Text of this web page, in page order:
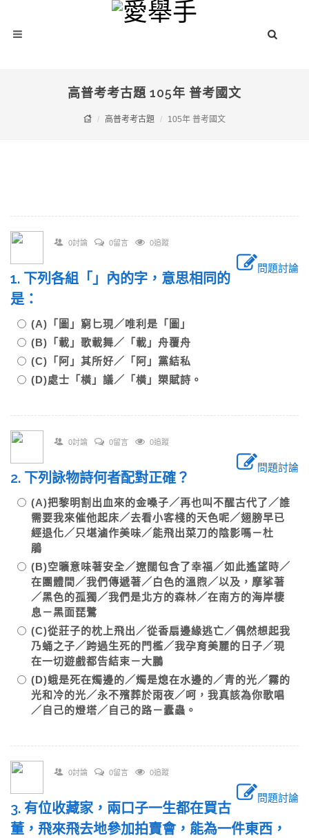
高普考考古題 105年 普考國文
高普考考古題 105年 普考國文
0討論 0留言 0追蹤
問題討論
1. 下列各組「」內的字，意思相同的
是：
(A)「圖」窮匕現／唯利是「圖」
(B)「載」歌載舞／「載」舟覆舟
(C)「阿」其所好／「阿」黨結私
(D)處士「橫」議／「橫」槊賦詩。
0討論 0留言 0追蹤
問題討論
2. 下列詠物詩何者配對正確？
(A)把黎明割出血來的金嗓子／再也叫不醒古代了／誰
需要我來催他起床／去看小客棧的天色呢／翅膀早已
經退化／只堪滷作美味／能飛出菜刀的陰影嗎－杜
鵑
(B)空曠意味著安全／遼闊包含了幸福／如此遙望時／
在團體間／我們傳遞著／白色的溫煦／以及，摩挲著
／黑色的孤獨／我們是北方的森林／在南方的海岸棲
息－黑面琵鷺
(C)從莊子的枕上飛出／從香扇邊緣逃亡／偶然想起我
乃蛹之子／跨過生死的門檻／我孕育美麗的日子／現
在一切遊戲都告結束－大鵬
(D)蛾是死在燭邊的／燭是熄在水邊的／青的光／霧的
光和冷的光／永不殯葬於雨夜／呵，我真該為你歌唱
／自己的燈塔／自己的路－蠹蟲。
0討論 0留言 0追蹤
問題討論
3. 有位收藏家，兩口子一生都在買古
董，飛來飛去地參加拍賣會，能為一件東西，